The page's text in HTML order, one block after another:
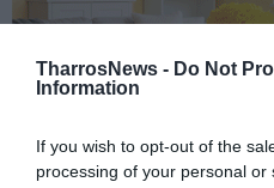
TharrosNews - Do Not
Information
If you wish to opt-out of the
processing of your personal